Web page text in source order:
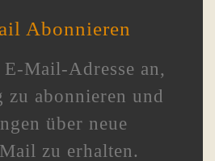
Abonnieren
Mail-Adresse an,
zu abonnieren und
über neue
zu erhalten.